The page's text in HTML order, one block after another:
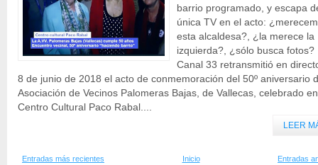
barrio programado, y escapa
única TV en el acto:
esta alcaldesa?, ¿la merece la
izquierda?, ¿sólo busca fotos?
Canal 33 retransmitió en
8 de junio de 2018 el acto de conmemoración del 50º aniversario
Asociación de Vecinos Palomeras Bajas, de Vallecas, celebrado
Centro Cultural Paco Rabal....
LEER
Entradas más recientes Entradas
Inicio